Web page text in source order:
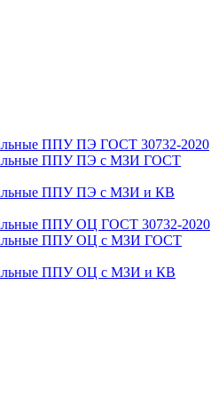
ППУ ПЭ ГОСТ 30732-2020
ППУ ПЭ с МЗИ ГОСТ
ППУ ПЭ с МЗИ и КВ
ППУ ОЦ ГОСТ 30732-2020
ППУ ОЦ с МЗИ ГОСТ
ППУ ОЦ с МЗИ и КВ